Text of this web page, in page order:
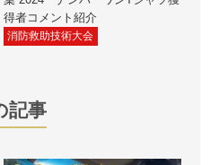
得者コメント紹介
消防救助技術大会
記事